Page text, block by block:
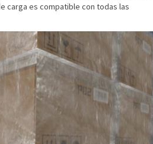
carga es compatible con todas las